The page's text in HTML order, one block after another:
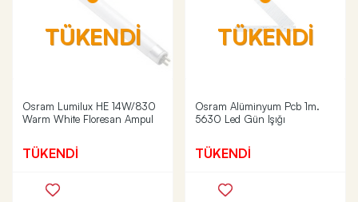
TÜKENDİ
Osram Lumilux HE 14W/830
Warm White Floresan Ampul
TÜKENDİ
TÜKENDİ
Osram Alüminyum Pcb 1m.
5630 Led Gün Işığı
TÜKENDİ